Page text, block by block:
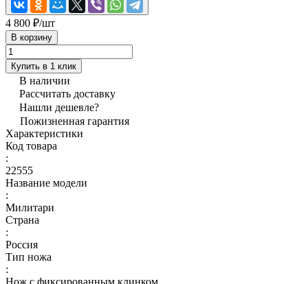
4 800 ₽/шт
В корзину
Купить в 1 клик
В наличии
Рассчитать доставку
Нашли дешевле?
Пожизненная гарантия
Характеристики
Код товара
:
22555
Название модели
:
Милитари
Страна
:
Россия
Тип ножа
:
Нож с фиксированным клинком